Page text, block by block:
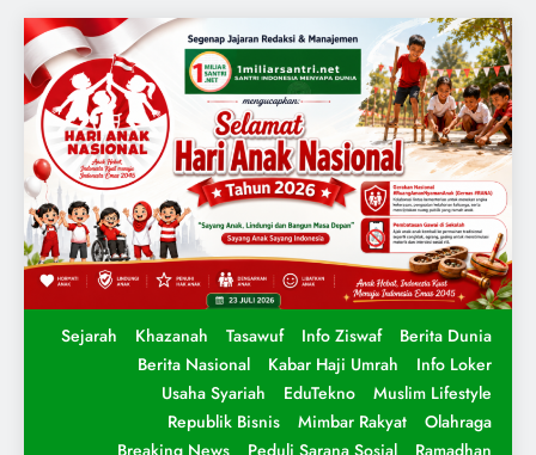
Sejarah Khazanah Tasawuf Info Ziswaf
Berita Dunia
Berita Nasional
Kabar Haji Umrah
Info Loker
Usaha Syariah
EduTekno
Muslim Lifestyle
Republik Bisnis
Mimbar Rakyat
Olahraga
Breaking News
Peduli Sarana Sosial
Ramadhan